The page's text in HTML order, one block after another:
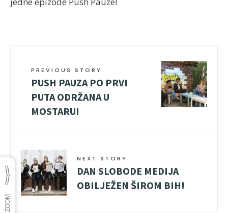
PREVIOUS STORY
PUSH PAUZA PO PRVI
PUTA ODRŽANA U
MOSTARU!
NEXT STORY
DAN SLOBODE MEDIJA
OBILJEŽEN ŠIROM BIH!